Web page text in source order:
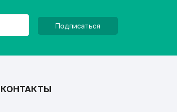
Подписаться
КОНТАКТЫ